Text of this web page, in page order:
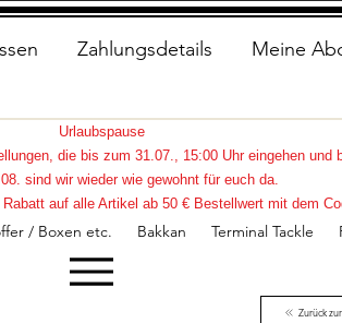
Zahlungsdetails Meine
/ Boxen etc. Bakkan Terminal Tackle
Urlaubspause
die bis zum 31.07., 15:00 Uhr eingehen und
sind wir wieder wie gewohnt für euch da.
auf alle Artikel ab 50 € Bestellwert mit dem
Zurück